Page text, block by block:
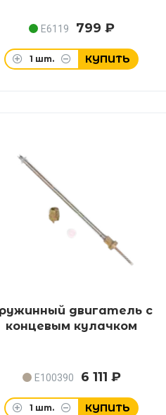
E6119 799 ₽
1 шт. КУПИТЬ
двигатель с
концевым кулачком
E100390 6 111 ₽
1 шт. КУПИТЬ